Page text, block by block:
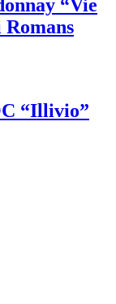
“Vie
Romans
“Illivio”